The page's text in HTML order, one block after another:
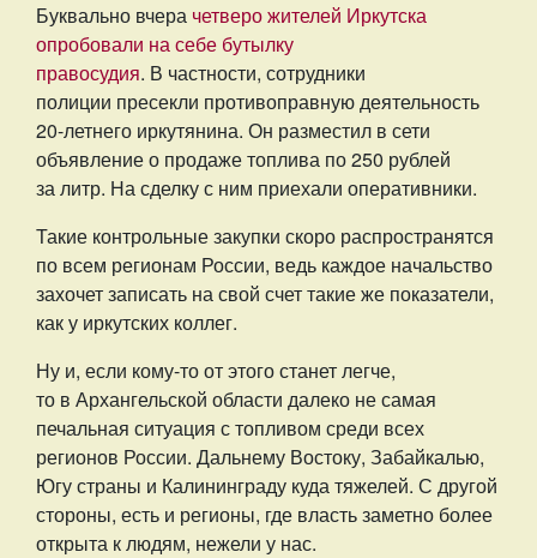
Буквально вчера четверо жителей Иркутска
опробовали на себе бутылку
правосудия. В частности, сотрудники
полиции пресекли противоправную деятельность
20-летнего иркутянина. Он разместил в сети
объявление о продаже топлива по 250 рублей
за литр. На сделку с ним приехали оперативники.
Такие контрольные закупки скоро распространятся
по всем регионам России, ведь каждое начальство
захочет записать на свой счет такие же показатели,
как у иркутских коллег.
Ну и, если кому-то от этого станет легче,
то в Архангельской области далеко не самая
печальная ситуация с топливом среди всех
регионов России. Дальнему Востоку, Забайкалью,
Югу страны и Калининграду куда тяжелей. С другой
стороны, есть и регионы, где власть заметно более
открыта к людям, нежели у нас.